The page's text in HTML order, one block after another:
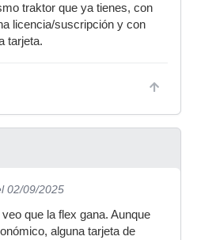
traktor que ya tienes, con
licencia/suscripción y con
tarjeta.
02/09/2025
que la flex gana. Aunque
alguna tarjeta de